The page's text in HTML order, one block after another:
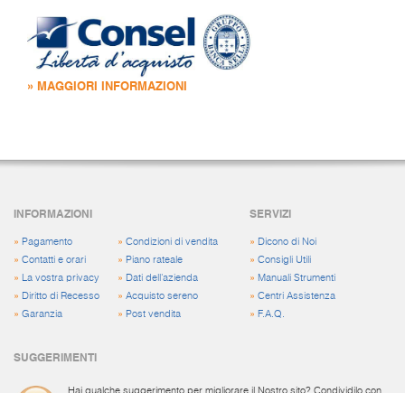
» MAGGIORI INFORMAZIONI
INFORMAZIONI
» Pagamento
» Contatti e orari
» La vostra privacy
» Diritto di Recesso
» Garanzia
» Condizioni di vendita
» Piano rateale
» Dati dell'azienda
» Acquisto sereno
» Post vendita
SERVIZI
» Dicono di Noi
»Consigli Utili
» Manuali Strumenti
»Centri Assistenza
» F.A.Q.
SUGGERIMENTI